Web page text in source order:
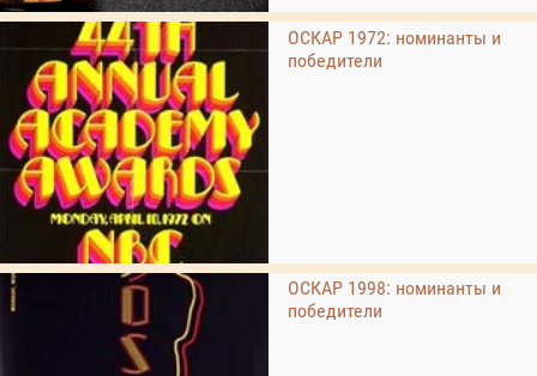
ОСКАР 1972: номинанты и
победители
ОСКАР 1998: номинанты и
победители